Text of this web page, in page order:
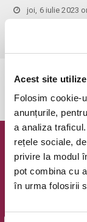
Acest site
Folosim cookie-
anunțurile,
a analiza
rețele sociale,
privire la modul
pot combina cu
în urma folosirii
joi, 6 iulie 2023
Oferte